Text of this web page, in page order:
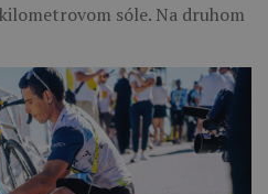
sóle. Na druhom